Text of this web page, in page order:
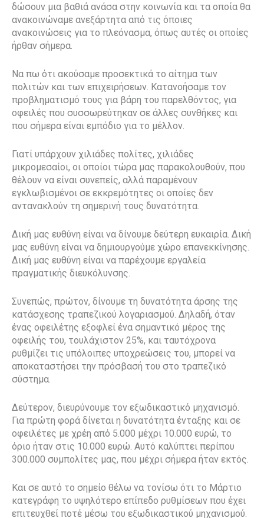
δώσουν μια βαθιά ανάσα στην κοινωνία και τα οποία θα
ανακοινώναμε ανεξάρτητα από τις όποιες
ανακοινώσεις για το πλεόνασμα, όπως αυτές οι οποίες
ήρθαν σήμερα.
Να πω ότι ακούσαμε προσεκτικά το αίτημα των
πολιτών και των επιχειρήσεων. Κατανοήσαμε τον
προβληματισμό τους για βάρη του παρελθόντος, για
οφειλές που συσσωρεύτηκαν σε άλλες συνθήκες και
που σήμερα είναι εμπόδιο για το μέλλον.
Γιατί υπάρχουν χιλιάδες πολίτες, χιλιάδες
μικρομεσαίοι, οι οποίοι τώρα μας παρακολουθούν, που
θέλουν να είναι συνεπείς, αλλά παραμένουν
εγκλωβισμένοι σε εκκρεμότητες οι οποίες δεν
αντανακλούν τη σημερινή τους δυνατότητα.
Δική μας ευθύνη είναι να δίνουμε δεύτερη ευκαιρία. Δική
μας ευθύνη είναι να δημιουργούμε χώρο επανεκκίνησης.
Δική μας ευθύνη είναι να παρέχουμε εργαλεία
πραγματικής διευκόλυνσης.
Συνεπώς, πρώτον, δίνουμε τη δυνατότητα άρσης της
κατάσχεσης τραπεζικού λογαριασμού. Δηλαδή, όταν
ένας οφειλέτης εξοφλεί ένα σημαντικό μέρος της
οφειλής του, τουλάχιστον 25%, και ταυτόχρονα
ρυθμίζει τις υπόλοιπες υποχρεώσεις του, μπορεί να
αποκαταστήσει την πρόσβασή του στο τραπεζικό
σύστημα.
Δεύτερον, διευρύνουμε τον εξωδικαστικό μηχανισμό.
Για πρώτη φορά δίνεται η δυνατότητα ένταξης και σε
οφειλέτες με χρέη από 5.000 μέχρι 10.000 ευρώ, το
όριο ήταν στις 10.000 ευρώ. Αυτό καλύπτει περίπου
300.000 συμπολίτες μας, που μέχρι σήμερα ήταν εκτός.
Και σε αυτό το σημείο θέλω να τονίσω ότι το Μάρτιο
κατεγράφη το υψηλότερο επίπεδο ρυθμίσεων που έχει
επιτευχθεί ποτέ μέσω του εξωδικαστικού μηχανισμού.